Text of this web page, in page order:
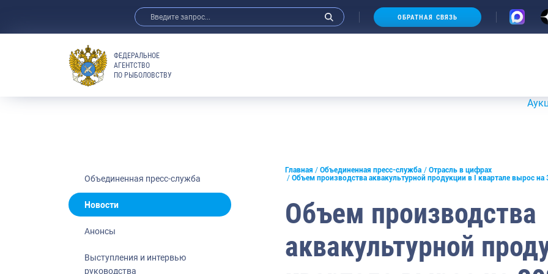
Анонсы
Отраслевые СМИ
Выставки и конференции
Рыбоохрана России
ОБРАТНАЯ СВЯЗЬ
ФЕДЕРАЛЬНОЕ
АГЕНТСТВО
ПО РЫБОЛОВСТВУ
Аукционы
Объединенная пресс-служба
Новости
Анонсы
Выступления и интервью
руководства
Главная Объединенная пресс-служба
Отрасль в цифрах
Объем производства аквакультурной продукции в I квартале вырос на
Объем производства
аквакультурной